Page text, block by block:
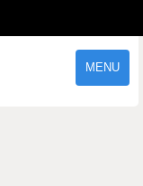
MENU